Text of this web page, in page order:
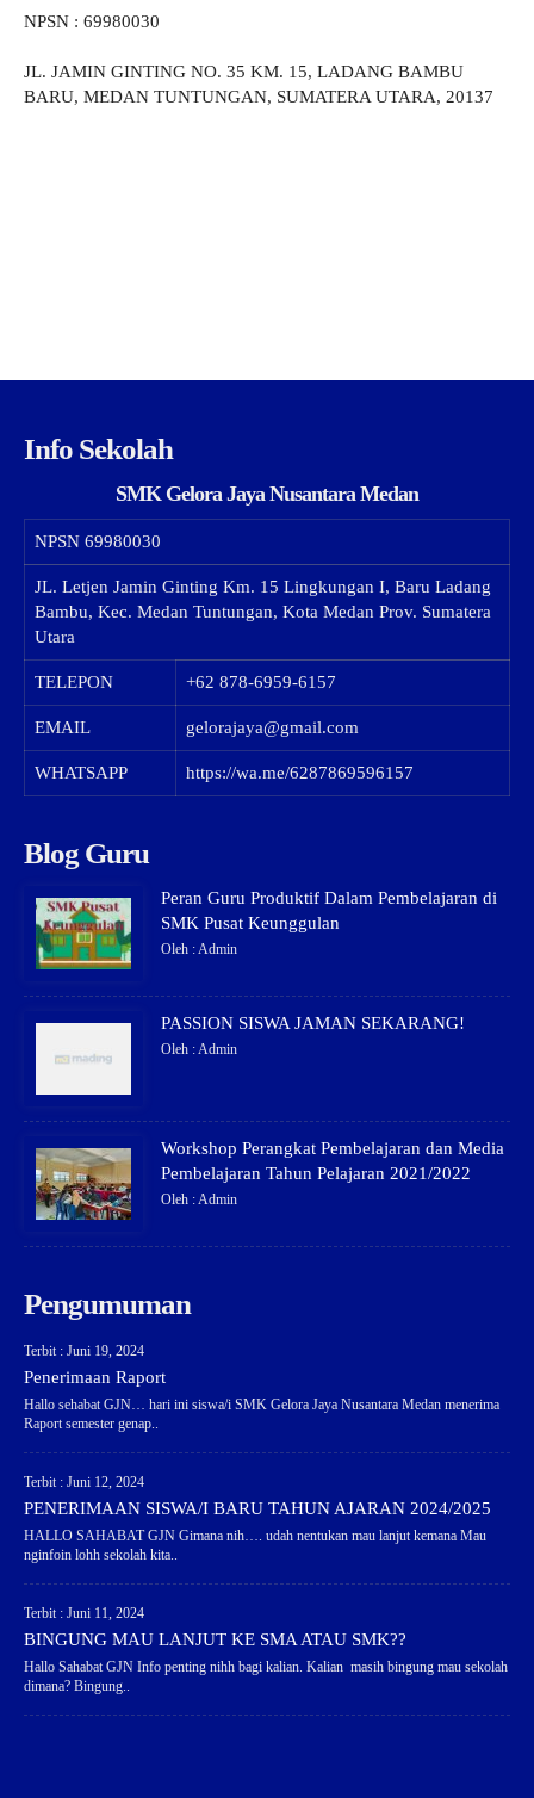
NPSN : 69980030
JL. JAMIN GINTING NO. 35 KM. 15, LADANG BAMBU
BARU, MEDAN TUNTUNGAN, SUMATERA UTARA, 20137
Info Sekolah
SMK Gelora Jaya Nusantara Medan
NPSN 69980030
JL. Letjen Jamin Ginting Km. 15 Lingkungan I, Baru Ladang
Bambu, Kec. Medan Tuntungan, Kota Medan Prov. Sumatera
Utara
TELEPON +62 878-6959-6157
EMAIL gelorajaya@gmail.com
WHATSAPP https://wa.me/6287869596157
Blog Guru
Peran Guru Produktif Dalam Pembelajaran di
SMK Pusat Keunggulan
Oleh : Admin
PASSION SISWA JAMAN SEKARANG!
Oleh : Admin
Workshop Perangkat Pembelajaran dan Media
Pembelajaran Tahun Pelajaran 2021/2022
Oleh : Admin
Pengumuman
Terbit : Juni 19, 2024
Penerimaan Raport
Hallo sehabat GJN… hari ini siswa/i SMK Gelora Jaya Nusantara Medan menerima
Raport semester genap..
Terbit : Juni 12, 2024
PENERIMAAN SISWA/I BARU TAHUN AJARAN 2024/2025
HALLO SAHABAT GJN Gimana nih…. udah nentukan mau lanjut kemana Mau
nginfoin lohh sekolah kita..
Terbit : Juni 11, 2024
BINGUNG MAU LANJUT KE SMA ATAU SMK??
Hallo Sahabat GJN Info penting nihh bagi kalian. Kalian masih bingung mau sekolah
dimana? Bingung..